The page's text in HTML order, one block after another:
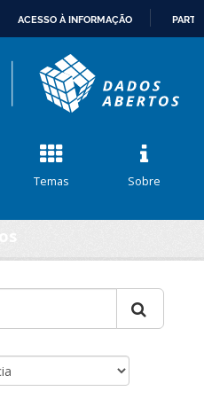
CONTEÚDO
ACESSO À INFORMAÇÃO
Temas Sobre